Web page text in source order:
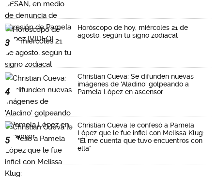
3
Horóscopo de hoy, miércoles 21 de
agosto, según tu signo zodiacal
4
Christian Cueva: Se difunden nuevas
imágenes de 'Aladino' golpeando a
Pamela López en ascensor
5
Christian Cueva le confesó a Pamela
López que le fue infiel con Melissa Klug:
"Él me cuenta que tuvo encuentros con
ella"